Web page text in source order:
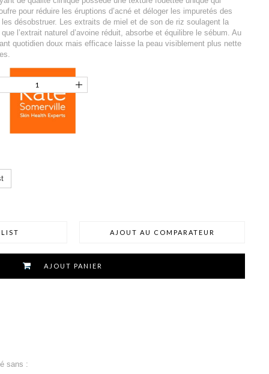
pour réduire les éruptions d’acné et déloger les impuretés des
désobstruer. Les extraits de miel et de son de riz soulagent la
l’extrait naturel d’avoine réduit, absorbe et équilibre le sébum. Au
quotidien doux mais efficace laisse la peau visiblement plus nette
AJOUT AU COMPARATEUR
AJOUT PANIER
sans :